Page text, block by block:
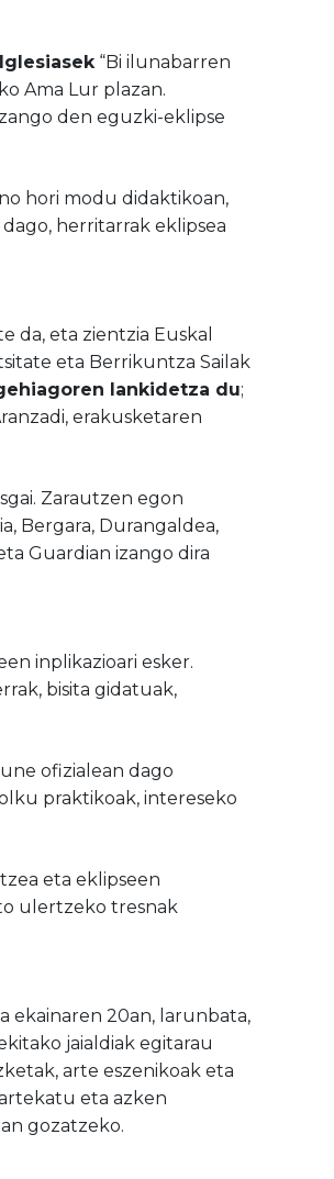
“Bi ilunabarren
Ama Lur plazan.
den eguzki-eklipse
hori modu didaktikoan,
herritarrak eklipsea
da, eta zientzia Euskal
eta Berrikuntza Sailak
lankidetza du;
erakusketaren
Zarautzen egon
Bergara, Durangaldea,
Guardian izango dira
inplikazioari esker.
bisita gidatuak,
ofizialean dago
praktikoak, intereseko
eta eklipseen
ulertzeko tresnak
ekainaren 20an, larunbata,
jaialdiak egitarau
arte eszenikoak eta
eta azken
gozatzeko.